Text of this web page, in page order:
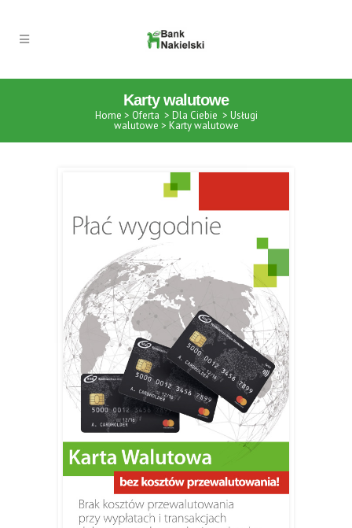
Karty walutowe
Home > Oferta > Dla Ciebie > Usługi
walutowe > Karty walutowe